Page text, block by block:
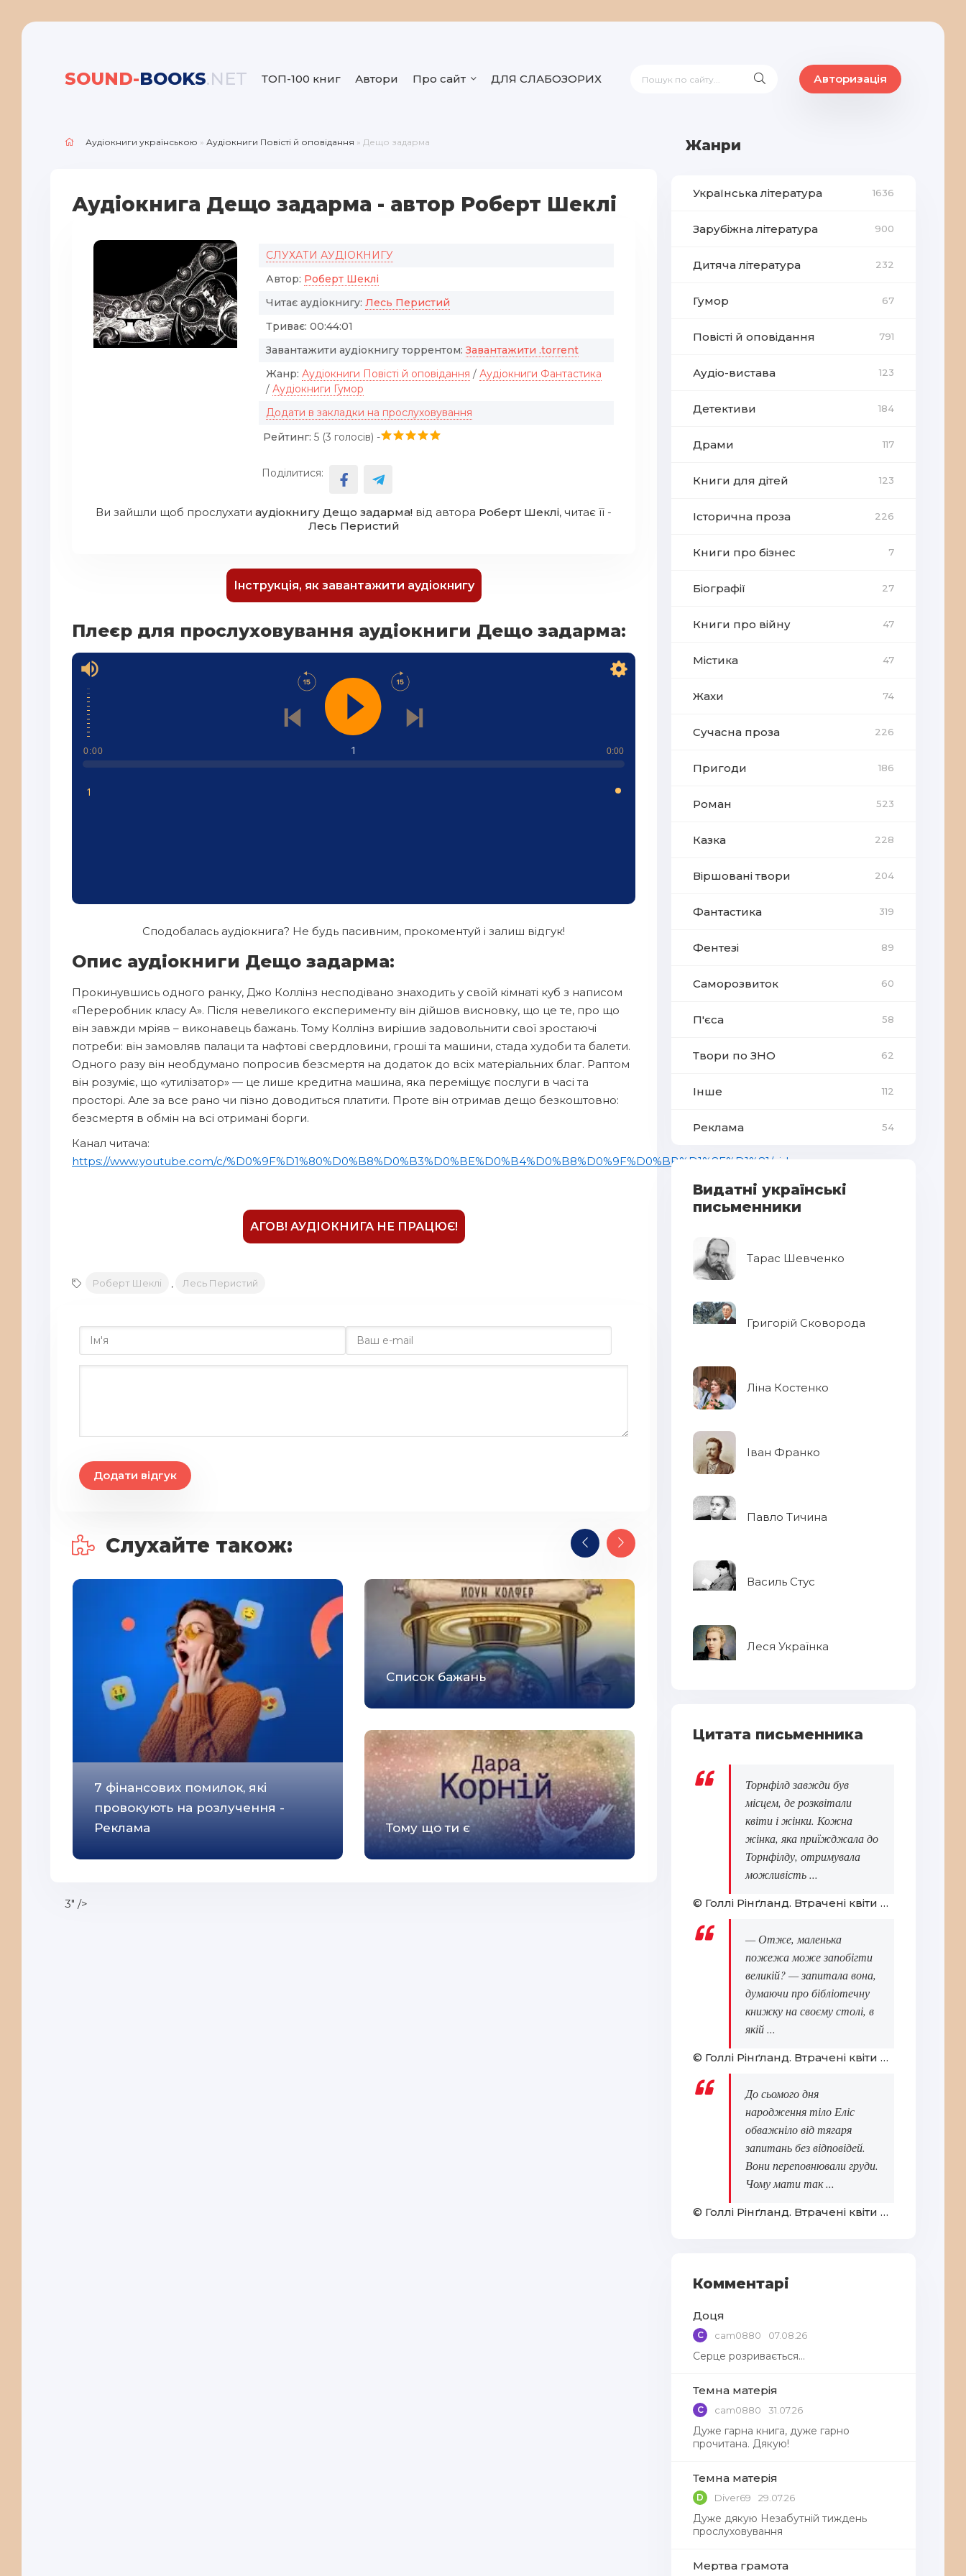
SOUND-BOOKS.NET ТОП-100 книг Автори Про сайт ДЛЯ СЛАБОЗОРИХ Авторизація
Аудіокниги українською » Аудіокниги Повісті й оповідання » Дещо задарма
Аудіокнига Дещо задарма - автор Роберт Шеклі
СЛУХАТИ АУДІОКНИГУ
Автор: Роберт Шеклі
Читає аудіокнигу: Лесь Перистий
Триває: 00:44:01
Завантажити аудіокнигу торрентом: Завантажити .torrent
Жанр: Аудіокниги Повісті й оповідання / Аудіокниги Фантастика
/ Аудіокниги Гумор
Додати в закладки на прослуховування
Рейтинг: 5 (3 голосів) -
Поділитися:
Ви зайшли щоб прослухати аудіокнигу Дещо задарма! від автора Роберт Шеклі, читає її -
Лесь Перистий
Інструкція, як завантажити аудіокнигу
Плеєр для прослуховування аудіокниги Дещо задарма:
1
0:00 0:00
1
Сподобалась аудіокнига? Не будь пасивним, прокоментуй і залиш відгук!
Опис аудіокниги Дещо задарма:
Прокинувшись одного ранку, Джо Коллінз несподівано знаходить у своїй кімнаті куб з написом
«Переробник класу А». Після невеликого експерименту він дійшов висновку, що це те, про що
він завжди мріяв – виконавець бажань. Тому Коллінз вирішив задовольнити свої зростаючі
потреби: він замовляв палаци та нафтові свердловини, гроші та машини, стада худоби та балети.
Одного разу він необдумано попросив безсмертя на додаток до всіх матеріальних благ. Раптом
він розуміє, що «утилізатор» — це лише кредитна машина, яка переміщує послуги в часі та
просторі. Але за все рано чи пізно доводиться платити. Проте він отримав дещо безкоштовно:
безсмертя в обмін на всі отримані борги.
Канал читача:
https://www.youtube.com/c/%D0%9F%D1%80%D0%B8%D0%B3%D0%BE%D0%B4%D0%B8%D0%9F%D0%BB%D1%8E%D1%81/videos
АГОВ! АУДІОКНИГА НЕ ПРАЦЮЄ!
Роберт Шеклі Лесь Перистий
Додати відгук
Слухайте також:
7 фінансових помилок, які
провокують на розлучення -
Реклама
Список бажань
Тому що ти є
3" />
Жанри
Українська література 1636
Зарубіжна література 900
Дитяча література 232
Гумор 67
Повісті й оповідання 791
Аудіо-вистава 123
Детективи 184
Драми 117
Книги для дітей 123
Історична проза 226
Книги про бізнес 7
Біографії 27
Книги про війну 47
Містика 47
Жахи 74
Сучасна проза 226
Пригоди 186
Роман 523
Казка 228
Віршовані твори 204
Фантастика 319
Фентезі 89
Саморозвиток 60
П'єса 58
Твори по ЗНО 62
Інше 112
Реклама 54
Видатні українські
письменники
Тарас Шевченко
Григорій Сковорода
Ліна Костенко
Іван Франко
Павло Тичина
Василь Стус
Леся Українка
Цитата письменника
Торнфілд завжди був
місцем, де розквітали
квіти і жінки. Кожна
жінка, яка приїжджала до
Торнфілду, отримувала
можливість ...
© Голлі Рінґланд. Втрачені квіти Еліс Гарт
— Отже, маленька
пожежа може запобігти
великій? — запитала вона,
думаючи про бібліотечну
книжку на своєму столі, в
якій ...
© Голлі Рінґланд. Втрачені квіти Еліс Гарт
До сьомого дня
народження тіло Еліс
обважніло від тягаря
запитань без відповідей.
Вони переповнювали груди.
Чому мати так ...
© Голлі Рінґланд. Втрачені квіти Еліс Гарт
Комментарі
Доця
C cam0880 07.08.26
Серце розривається…
Темна матерія
C cam0880 31.07.26
Дуже гарна книга, дуже гарно
прочитана. Дякую!
Темна матерія
D Diver69 29.07.26
Дуже дякую Незабутній тиждень
прослуховування
Мертва грамота